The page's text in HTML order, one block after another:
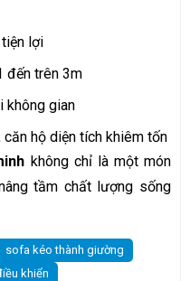
lợi
đến trên 3m
không gian
căn hộ diện tích khiêm tốn
không chỉ là một món
tầm chất lượng sống
sofa kéo thành giường
khiển